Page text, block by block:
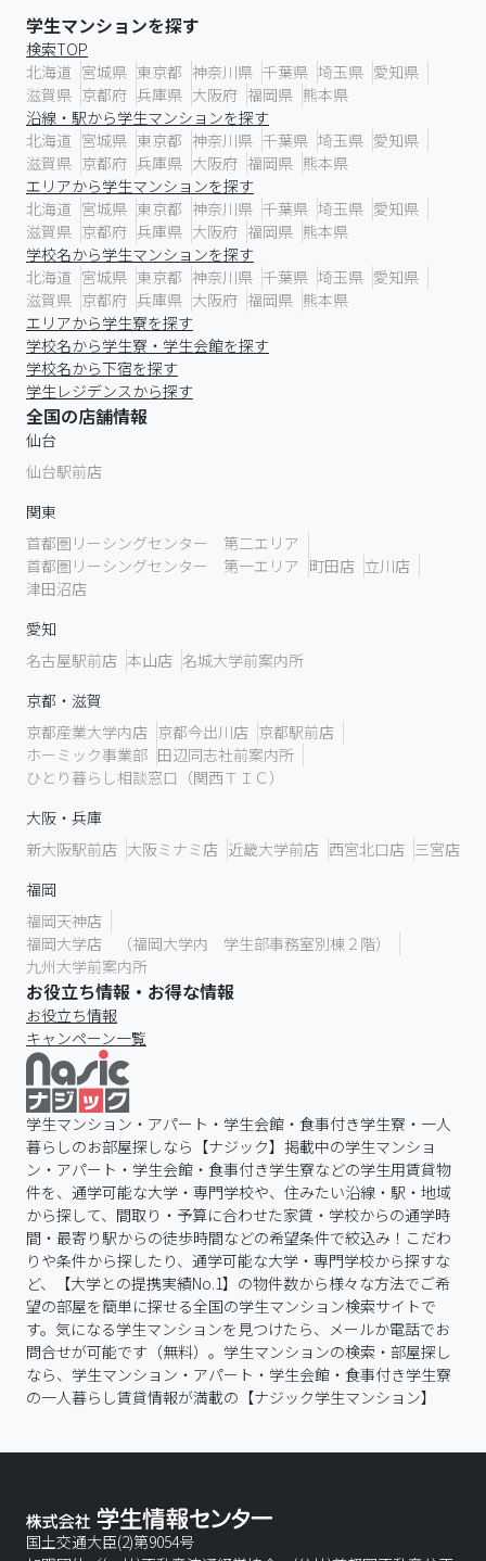
学生マンションを探す
検索TOP
北海道 宮城県 東京都 神奈川県 千葉県 埼玉県 愛知県
滋賀県 京都府 兵庫県 大阪府 福岡県 熊本県
沿線・駅から学生マンションを探す
北海道 宮城県 東京都 神奈川県 千葉県 埼玉県 愛知県
滋賀県 京都府 兵庫県 大阪府 福岡県 熊本県
エリアから学生マンションを探す
北海道 宮城県 東京都 神奈川県 千葉県 埼玉県 愛知県
滋賀県 京都府 兵庫県 大阪府 福岡県 熊本県
学校名から学生マンションを探す
北海道 宮城県 東京都 神奈川県 千葉県 埼玉県 愛知県
滋賀県 京都府 兵庫県 大阪府 福岡県 熊本県
エリアから学生寮を探す
学校名から学生寮・学生会館を探す
学校名から下宿を探す
学生レジデンスから探す
全国の店舗情報
仙台
仙台駅前店
関東
首都圏リーシングセンター 第二エリア
首都圏リーシングセンター 第一エリア 町田店 立川店
津田沼店
愛知
名古屋駅前店 本山店 名城大学前案内所
京都・滋賀
京都産業大学内店 京都今出川店 京都駅前店
ホーミック事業部 田辺同志社前案内所
ひとり暮らし相談窓口（関西ＴＩＣ）
大阪・兵庫
新大阪駅前店 大阪ミナミ店 近畿大学前店 西宮北口店 三宮店
福岡
福岡天神店
福岡大学店 （福岡大学内 学生部事務室別棟２階）
九州大学前案内所
お役立ち情報・お得な情報
お役立ち情報
キャンペーン一覧
学生マンション・アパート・学生会館・食事付き学生寮・一人
暮らしのお部屋探しなら【ナジック】掲載中の学生マンショ
ン・アパート・学生会館・食事付き学生寮などの学生用賃貸物
件を、通学可能な大学・専門学校や、住みたい沿線・駅・地域
から探して、間取り・予算に合わせた家賃・学校からの通学時
間・最寄り駅からの徒歩時間などの希望条件で絞込み！こだわ
りや条件から探したり、通学可能な大学・専門学校から探すな
ど、【大学との提携実績No.1】の物件数から様々な方法でご希
望の部屋を簡単に探せる全国の学生マンション検索サイトで
す。気になる学生マンションを見つけたら、メールか電話でお
問合せが可能です（無料）。学生マンションの検索・部屋探し
なら、学生マンション・アパート・学生会館・食事付き学生寮
の一人暮らし賃貸情報が満載の【ナジック学生マンション】
国土交通大臣(2)第9054号